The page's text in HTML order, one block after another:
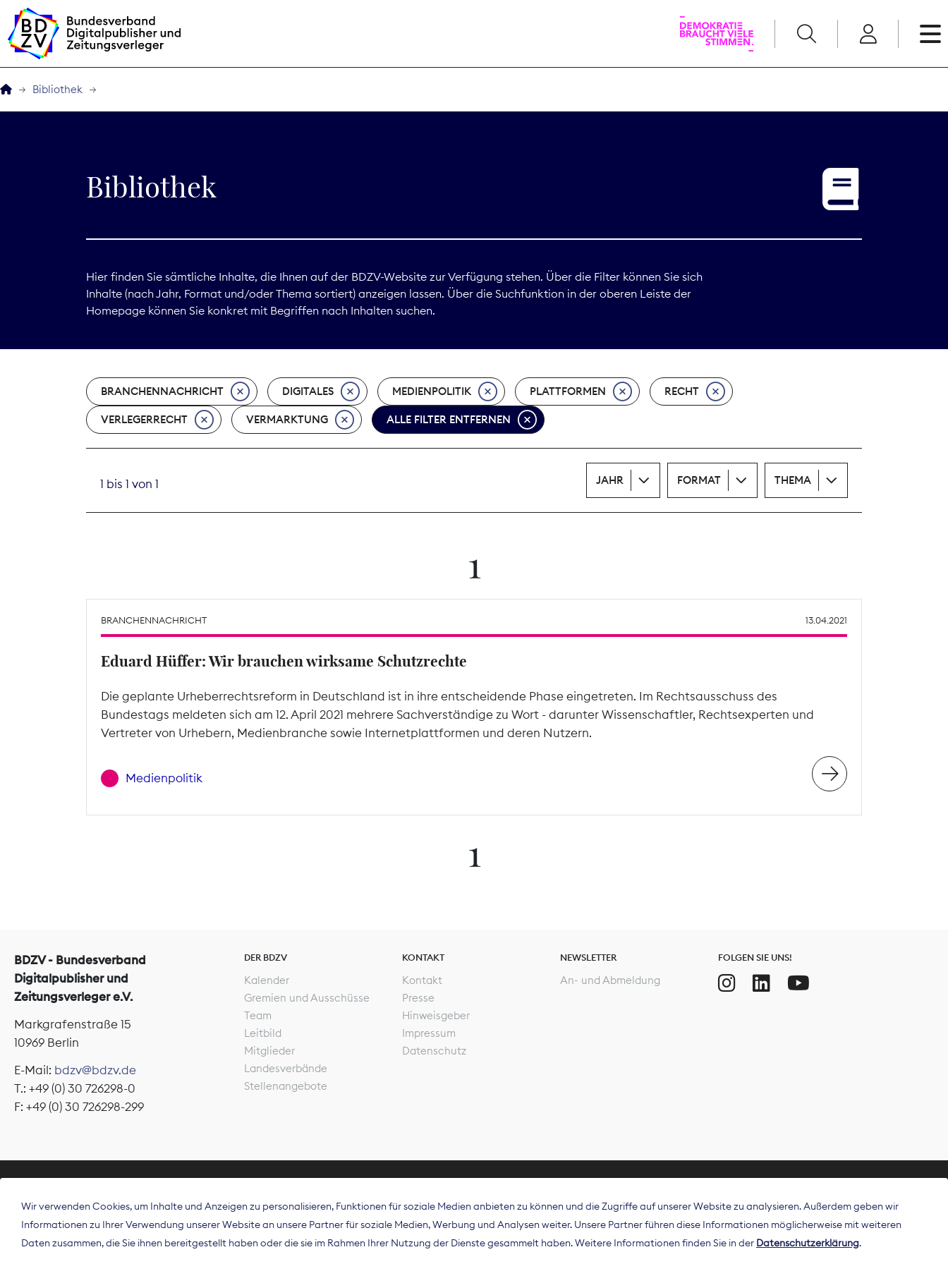
BDZVplus GmbH
Service
Print
Bibliothek
Bibliothek
Hier finden Sie sämtliche Inhalte, die Ihnen auf der BDZV-Website zur Verfügung stehen. Über die Filter können Sie sich
Inhalte (nach Jahr, Format und/oder Thema sortiert) anzeigen lassen. Über die Suchfunktion in der oberen Leiste der
Homepage können Sie konkret mit Begriffen nach Inhalten suchen.
BRANCHENNACHRICHT DIGITALES MEDIENPOLITIK PLATTFORMEN RECHT
VERLEGERRECHT VERMARKTUNG ALLE FILTER ENTFERNEN
1 bis 1 von 1 JAHR FORMAT THEMA
1
BRANCHENNACHRICHT 13.04.2021
Eduard Hüffer: Wir brauchen wirksame Schutzrechte
Die geplante Urheberrechtsreform in Deutschland ist in ihre entscheidende Phase eingetreten. Im Rechtsausschuss des
Bundestags meldeten sich am 12. April 2021 mehrere Sachverständige zu Wort - darunter Wissenschaftler, Rechtsexperten und
Vertreter von Urhebern, Medienbranche sowie Internetplattformen und deren Nutzern.
Medienpolitik
1
BDZV - Bundesverband
Digitalpublisher und
Zeitungsverleger e.V.
Markgrafenstraße 15
10969 Berlin
E-Mail: bdzv@bdzv.de
T.: +49 (0) 30 726298-0
F: +49 (0) 30 726298-299
DER BDZV
Kalender
Gremien und Ausschüsse
Team
Leitbild
Mitglieder
Landesverbände
Stellenangebote
KONTAKT
Kontakt
Presse
Hinweisgeber
Impressum
Datenschutz
NEWSLETTER
An- und Abmeldung
FOLGEN SIE UNS!
Der Bundesverband Digitalpublisher und Zeitungsverleger (BDZV) vertritt als
Spitzenorganisation die Interessen der Zeitungsverlage und digitalen Publisher in
Deutschland und auf EU-Ebene.
Wir verwenden Cookies, um Inhalte und Anzeigen zu personalisieren, Funktionen für soziale Medien anbieten zu können und die Zugriffe auf unserer Website zu analysieren. Außerdem geben wir
Informationen zu Ihrer Verwendung unserer Website an unsere Partner für soziale Medien, Werbung und Analysen weiter. Unsere Partner führen diese Informationen möglicherweise mit weiteren
Daten zusammen, die Sie ihnen bereitgestellt haben oder die sie im Rahmen Ihrer Nutzung der Dienste gesammelt haben. Weitere Informationen finden Sie in der Datenschutzerklärung.